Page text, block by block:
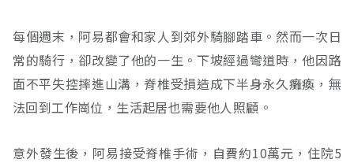
每個週末，阿易都會和家人到郊外騎腳踏車。然而一次日
常的騎行，卻改變了他的一生。下坡經過彎道時，他因路
面不平失控摔進山溝，脊椎受損造成下半身永久癱瘓，無
法回到工作崗位，生活起居也需要他人照顧。
意外發生後，阿易接受脊椎手術，自費約10萬元，住院5